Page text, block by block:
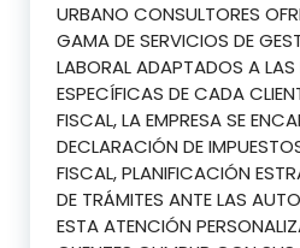
URBANO CONSULTORES
GAMA DE SERVICIOS DE
LABORAL ADAPTADOS A LAS
ESPECÍFICAS DE CADA
FISCAL, LA EMPRESA SE
DECLARACIÓN DE
FISCAL, PLANIFICACIÓN
DE TRÁMITES ANTE LAS
ESTA ATENCIÓN